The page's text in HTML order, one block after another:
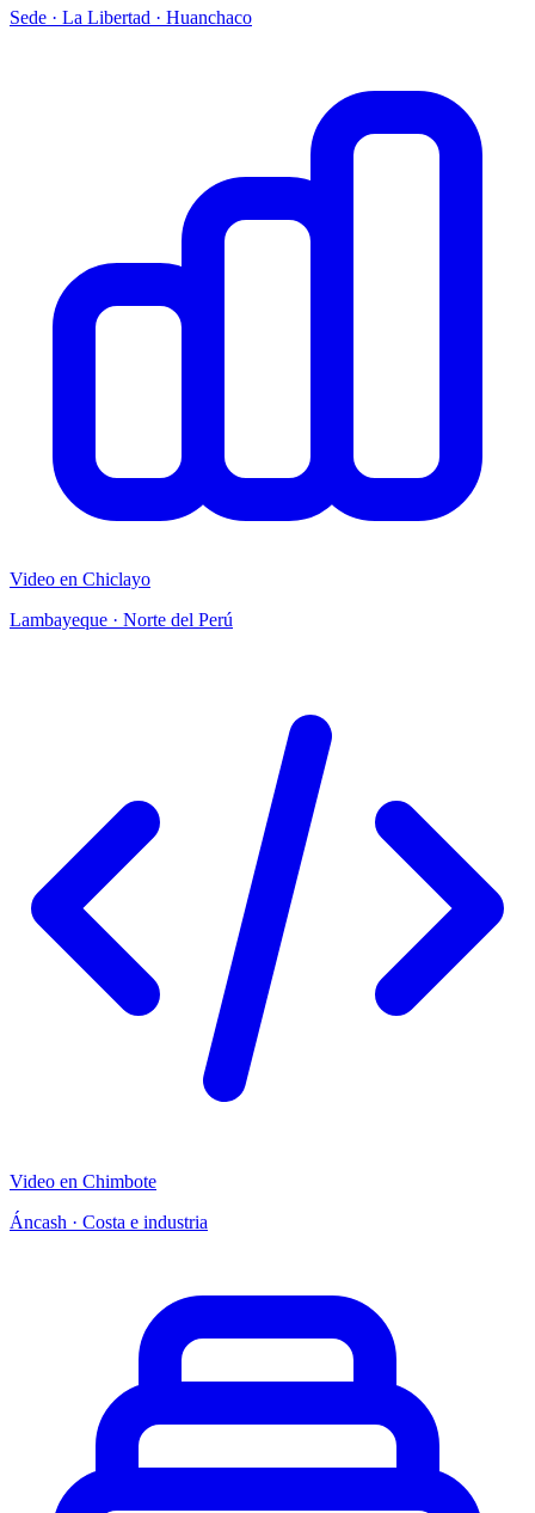
Sede · La Libertad · Huanchaco
Video en Chiclayo
Lambayeque · Norte del Perú
Video en Chimbote
Áncash · Costa e industria